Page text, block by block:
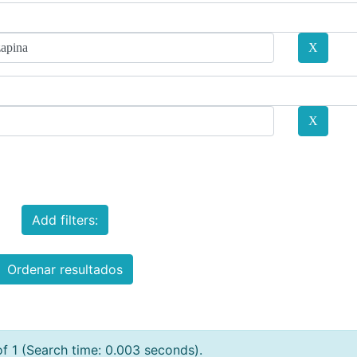
Add filters:
Ordenar resultados
1 (Search time: 0.003 seconds).